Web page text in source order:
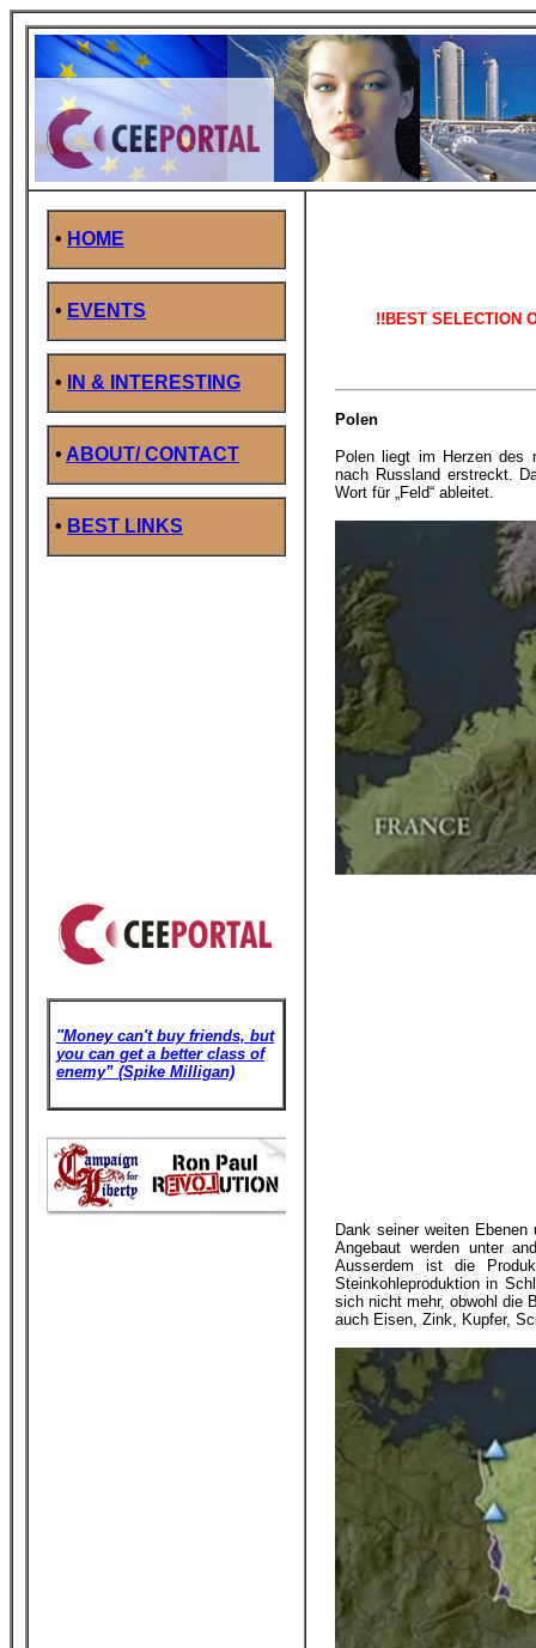
• HOME
• EVENTS
• IN & INTERESTING
• ABOUT/ CONTACT
• BEST LINKS
"Money can't buy friends, but
you can get a better class of
enemy” (Spike Milligan)
!!BEST SELECTION
Polen
Polen liegt im Herzen des
nach Russland erstreckt.
Wort für „Feld“ ableitet.
Dank seiner weiten
Angebaut werden unter
Ausserdem ist die
Steinkohleproduktion in
sich nicht mehr, obwohl die
auch Eisen, Zink, Kupfer,